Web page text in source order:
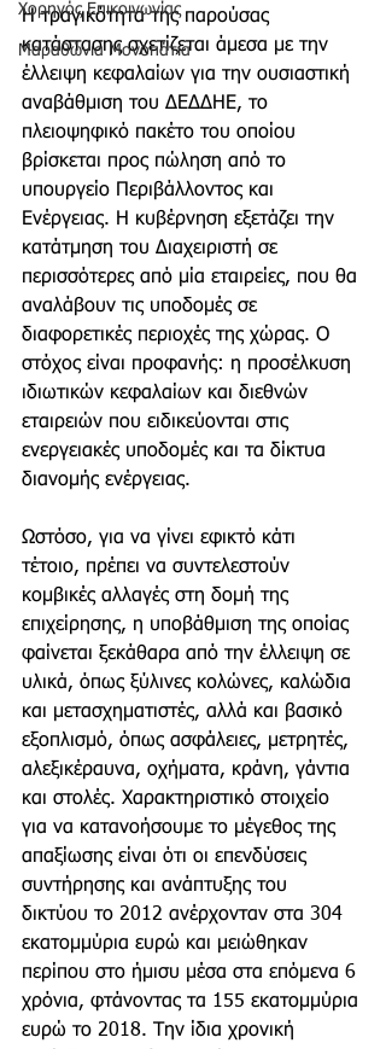
Χορηγός Επικοινωνίας
Μαραθώνια Μονοπάτια
Η τραγικότητα της παρούσας
κατάστασης σχετίζεται άμεσα με την
έλλειψη κεφαλαίων για την ουσιαστική
αναβάθμιση του ΔΕΔΔΗΕ, το
πλειοψηφικό πακέτο του οποίου
βρίσκεται προς πώληση από το
υπουργείο Περιβάλλοντος και
Ενέργειας. Η κυβέρνηση εξετάζει την
κατάτμηση του Διαχειριστή σε
περισσότερες από μία εταιρείες, που θα
αναλάβουν τις υποδομές σε
διαφορετικές περιοχές της χώρας. Ο
στόχος είναι προφανής: η προσέλκυση
ιδιωτικών κεφαλαίων και διεθνών
εταιρειών που ειδικεύονται στις
ενεργειακές υποδομές και τα δίκτυα
διανομής ενέργειας.
Ωστόσο, για να γίνει εφικτό κάτι
τέτοιο, πρέπει να συντελεστούν
κομβικές αλλαγές στη δομή της
επιχείρησης, η υποβάθμιση της οποίας
φαίνεται ξεκάθαρα από την έλλειψη σε
υλικά, όπως ξύλινες κολώνες, καλώδια
και μετασχηματιστές, αλλά και βασικό
εξοπλισμό, όπως ασφάλειες, μετρητές,
αλεξικέραυνα, οχήματα, κράνη, γάντια
και στολές. Χαρακτηριστικό στοιχείο
για να κατανοήσουμε το μέγεθος της
απαξίωσης είναι ότι οι επενδύσεις
συντήρησης και ανάπτυξης του
δικτύου το 2012 ανέρχονταν στα 304
εκατομμύρια ευρώ και μειώθηκαν
περίπου στο ήμισυ μέσα στα επόμενα 6
χρόνια, φτάνοντας τα 155 εκατομμύρια
ευρώ το 2018. Την ίδια χρονική